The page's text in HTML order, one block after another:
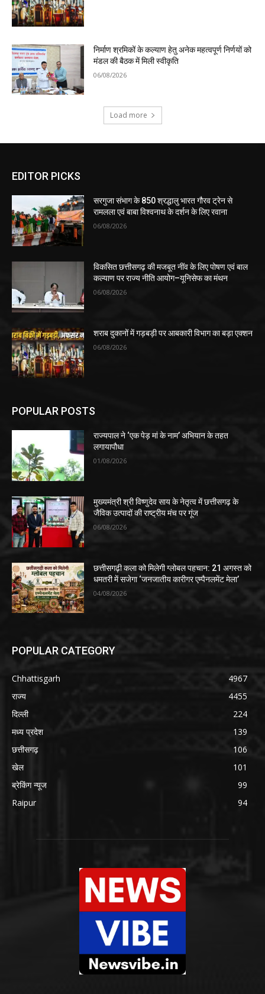
निर्माण श्रमिकों के कल्याण हेतु अनेक महत्वपूर्ण निर्णयों को
मंडल की बैठक में मिली स्वीकृति
06/08/2026
Load more
EDITOR PICKS
सरगुजा संभाग के 850 श्रद्धालु भारत गौरव ट्रेन से
रामलला एवं बाबा विश्वनाथ के दर्शन के लिए रवाना
06/08/2026
विकसित छत्तीसगढ़ की मजबूत नींव के लिए पोषण एवं बाल
कल्याण पर राज्य नीति आयोग–यूनिसेफ का मंथन
06/08/2026
शराब दुकानों में गड़बड़ी पर आबकारी विभाग का बड़ा एक्शन
06/08/2026
POPULAR POSTS
राज्यपाल ने ‘एक पेड़ मां के नाम’ अभियान के तहत
लगायापौधा
01/08/2026
मुख्यमंत्री श्री विष्णुदेव साय के नेतृत्व में छत्तीसगढ़ के
जैविक उत्पादों की राष्ट्रीय मंच पर गूंज
06/08/2026
​छत्तीसगढ़ी कला को मिलेगी ग्लोबल पहचान: 21 अगस्त को
धमतरी में सजेगा ‘जनजातीय कारीगर एम्पैनलमेंट मेला’
04/08/2026
POPULAR CATEGORY
Chhattisgarh
4967
राज्य
4455
दिल्ली
224
मध्य प्रदेश
139
छत्तीसगढ़
106
खेल
101
ब्रेकिंग न्यूज
99
Raipur
94